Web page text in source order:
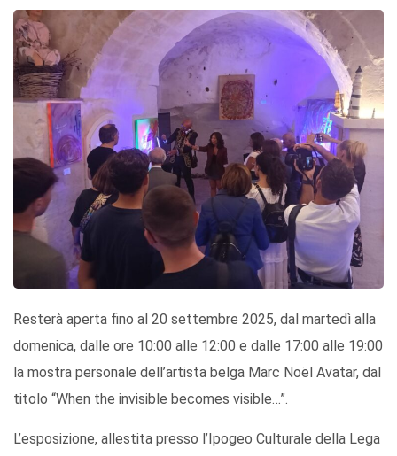
Resterà aperta fino al 20 settembre 2025, dal martedì alla
domenica, dalle ore 10:00 alle 12:00 e dalle 17:00 alle 19:00
la mostra personale dell’artista belga Marc Noël Avatar, dal
titolo “When the invisible becomes visible…”.
L’esposizione, allestita presso l’Ipogeo Culturale della Lega